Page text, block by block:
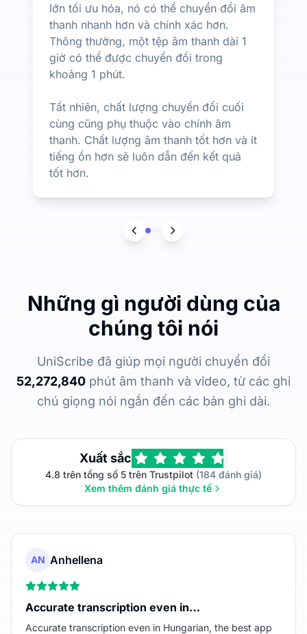
lớn tối ưu hóa, nó có thể chuyển đổi âm
thanh nhanh hơn và chính xác hơn.
Thông thường, một tệp âm thanh dài 1
giờ có thể được chuyển đổi trong
khoảng 1 phút.
Tất nhiên, chất lượng chuyển đổi cuối
cùng cũng phụ thuộc vào chính âm
thanh. Chất lượng âm thanh tốt hơn và ít
tiếng ồn hơn sẽ luôn dẫn đến kết quả
tốt hơn.
Những gì người dùng của
chúng tôi nói
UniScribe đã giúp mọi người chuyển đổi
52,272,840 phút âm thanh và video, từ các ghi
chú giọng nói ngắn đến các bản ghi dài.
Xuất sắc
4.8 trên tổng số 5 trên Trustpilot (184 đánh giá)
Xem thêm đánh giá thực tế
AN Anhellena
Accurate transcription even in…
Accurate transcription even in Hungarian, the best app